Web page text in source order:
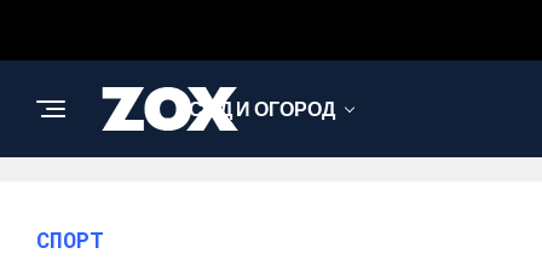
САД И ОГОРОД
СПОРТ